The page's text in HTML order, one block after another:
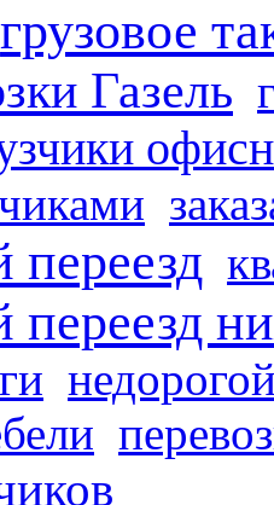
грузовое
Газель
переезд
переезд